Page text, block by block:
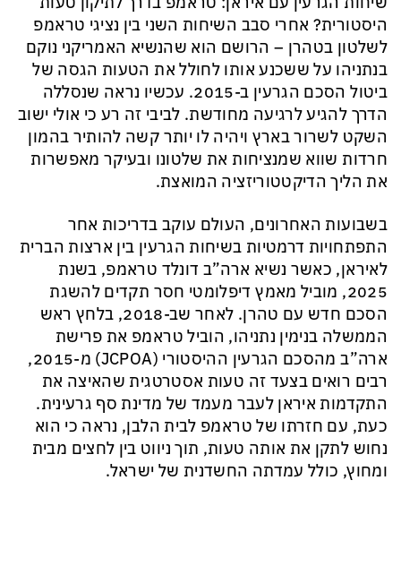
היסטורית? אחרי סבב השיחות השני בין נציגי טראמפ
לשלטון בטהרן – הרושם הוא שהנשיא האמריקני נוקם
בנתניהו על ששכנע אותו לחולל את הטעות הגסה של
ביטול הסכם הגרעין ב-2015. עכשיו נראה שנסללה
הדרך להגיע לרגיעה מחודשת. לביבי זה רע כי אולי ישוב
השקט לשרור בארץ ויהיה לו יותר קשה להותיר בהמון
חרדות שווא שמנציחות את שלטונו ובעיקר מאפשרות
את הליך הדיקטטוריזציה המואצת.
בשבועות האחרונים, העולם עוקב בדריכות אחר
התפתחויות דרמטיות בשיחות הגרעין בין ארצות הברית
לאיראן, כאשר נשיא ארה”ב דונלד טראמפ, בשנת
2025, מוביל מאמץ דיפלומטי חסר תקדים להשגת
הסכם חדש עם טהרן. לאחר שב-2018, בלחץ ראש
הממשלה בנימין נתניהו, הוביל טראמפ את פרישת
ארה”ב מהסכם הגרעין ההיסטורי (JCPOA) מ-2015,
רבים רואים בצעד זה טעות אסטרטגית שהאיצה את
התקדמות איראן לעבר מעמד של מדינת סף גרעינית.
כעת, עם חזרתו של טראמפ לבית הלבן, נראה כי הוא
נחוש לתקן את אותה טעות, תוך ניווט בין לחצים מבית
ומחוץ, כולל עמדתה החשדנית של ישראל.